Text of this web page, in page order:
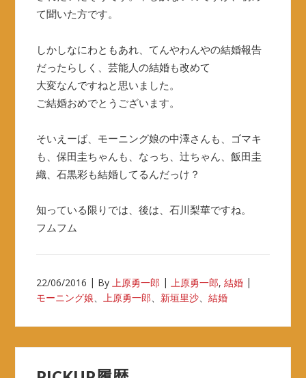
て聞いた方です。
しかしなにわともあれ、てんやわんやの結婚報告
だったらしく、芸能人の結婚も改めて
大変なんですねと思いました。
ご結婚おめでとうございます。
そいえーば、モーニング娘の中澤さんも、ゴマキ
も、保田圭ちゃんも、なっち、辻ちゃん、飯田圭
織、石黒彩も結婚してるんだっけ？
知っている限りでは、後は、石川梨華ですね。
フムフム
22/06/2016 By上原勇一郎 上原勇一郎,結婚
モーニング娘、上原勇一郎、 新垣里沙、結婚